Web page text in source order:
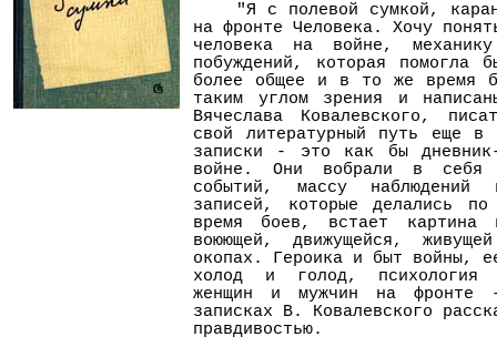
"Я с полевой сумкой,
на фронте Человека. Хочу
человека на войне,
побуждений, которая помогла
более общее и в то же время
таким углом зрения и
Вячеслава Ковалевского,
свой литературный путь еще в
записки - это как бы
войне. Они вобрали в себя
событий, массу
записей, которые делались
время боев, встает картина
воюющей, движущейся,
окопах. Героика и быт войны,
холод и голод, психология
женщин и мужчин на
записках В. Ковалевского
правдивостью.